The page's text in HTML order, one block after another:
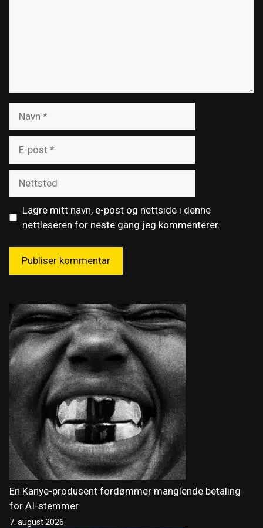
post
Lagre mitt navn, e-post og nettside i denne
nettleseren for neste gang jeg kommenterer.
En Kanye-produsent fordømmer manglende betaling
for AI-stemmer
7. august 2026